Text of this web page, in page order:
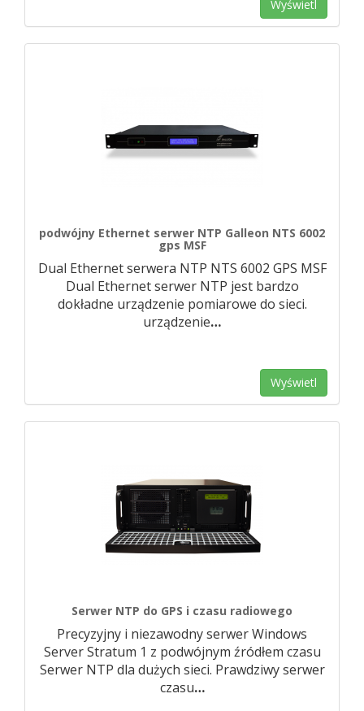
Wyświetl
podwójny Ethernet serwer NTP Galleon NTS 6002
gps MSF
Dual Ethernet serwera NTP NTS 6002 GPS MSF
Dual Ethernet serwer NTP jest bardzo
dokładne urządzenie pomiarowe do sieci.
urządzenie…
Wyświetl
Serwer NTP do GPS i czasu radiowego
Precyzyjny i niezawodny serwer Windows
Server Stratum 1 z podwójnym źródłem czasu
Serwer NTP dla dużych sieci. Prawdziwy serwer
czasu…